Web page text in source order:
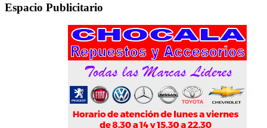
Espacio Publicitario